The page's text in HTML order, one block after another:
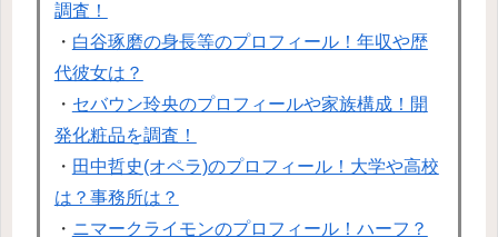
調査！
・ 白谷琢磨の身長等のプロフィール！年収や歴
代彼女は？
・ セバウン玲央のプロフィールや家族構成！開
発化粧品を調査！
・ 田中哲史(オペラ)のプロフィール！大学や高校
は？事務所は？
・ ニマークライモンのプロフィール！ハーフ？